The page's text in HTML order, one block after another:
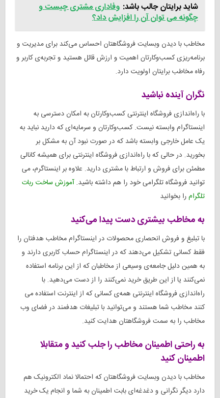
شاید برایتان جالب باشد: وفاداری مشتری چیست و
چگونه می توان آن را افزایش داد؟
مخاطب با دیدن وبسایت فروشگاهتان احساس می‌کند برای مدیریت و
برنامه‌ریزی کسب‌وکارتان اهمیت و ارزش قائل هستید و تجربه‌ی کاربر و
رفاه مخاطب برایتان اولویت دارد.
نگران آینده نباشید
با راه‌اندازی فروشگاه اینترنتی کسب‌وکارتان به امکان دسترسی به
اینستاگرام وابسته نیست. کسب‌وکارتان و سرمایه‌ای که دارید نباید به
یک عامل خارجی وابسته باشد که در صورت نبود آن به مشکل بر
بخورید. در حالی که با راه‌اندازی فروشگاه اینترنتی برای همیشه کانالی
مطمئن برای فروش و ارتباط با مشتری دارید. علاوه بر اینستاگرم، می
توانید فروشگاه تلگرامی خود را هم داشته باشید.آموزش ساخت ربات
تلگرام را بخوانید
به مخاطب بیشتری دست پیدا می‌کنید
با تبلیغ و فروش انحصاری محصولات در اینستاگرام مخاطب هدفتان را
فقط کسانی تشکیل می‌دهند که در اینستاگرام حساب کاربری دارند و
به همین دلیل جامعه‌ی وسیعی از مخاطبان که از این برنامه استفاده
نمی‌کنند یا از این طریق خرید نمی‌کنند را از دست می‌دهید. با
راه‌اندازی فروشگاه اینترنتی همه‌ی کسانی که از اینترنت استفاده می
کنند مخاطب شما هستند و می‌توانید با تبلیغات هدفمند در فضای وب
مخاطب را به سمت فروشگاهتان هدایت کنید.
به راحتی اطمینان مخاطب را جلب کنید و متقابلا
اطمینان کنید
مخاطب با دیدن وبسایت فروشگاهتان که احتمالا نماد الکترونیک هم
دارد دیگر نگرانی و دغدغه‌ای بابت اطمینان به شما و انجام یک خرید